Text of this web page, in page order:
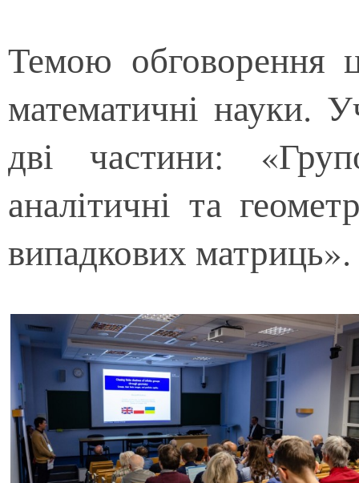
Темою обговорення
математичні науки.
дві частини:
аналітичні та
випадкових матриць».